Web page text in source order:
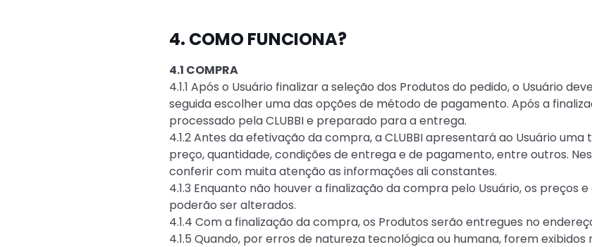
4. COMO FUNCIONA?
4.1 COMPRA
4.1.1 Após o Usuário finalizar a seleção dos Produtos do pedido, o Usuário
seguida escolher uma das opções de método de pagamento. Após a
processado pela CLUBBI e preparado para a entrega.
4.1.2 Antes da efetivação da compra, a CLUBBI apresentará ao Usuário
preço, quantidade, condições de entrega e de pagamento, entre outros.
conferir com muita atenção as informações ali constantes.
4.1.3 Enquanto não houver a finalização da compra pelo Usuário, os preços
poderão ser alterados.
4.1.4 Com a finalização da compra, os Produtos serão entregues no
4.1.5 Quando, por erros de natureza tecnológica ou humana, forem